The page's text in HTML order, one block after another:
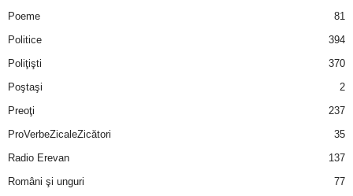
Poeme
81
Politice
394
Poliţişti
370
Poştaşi
2
Preoţi
237
ProVerbeZicaleZicători
35
Radio Erevan
137
Români şi unguri
77